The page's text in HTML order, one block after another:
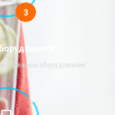
3
надежное оборудование